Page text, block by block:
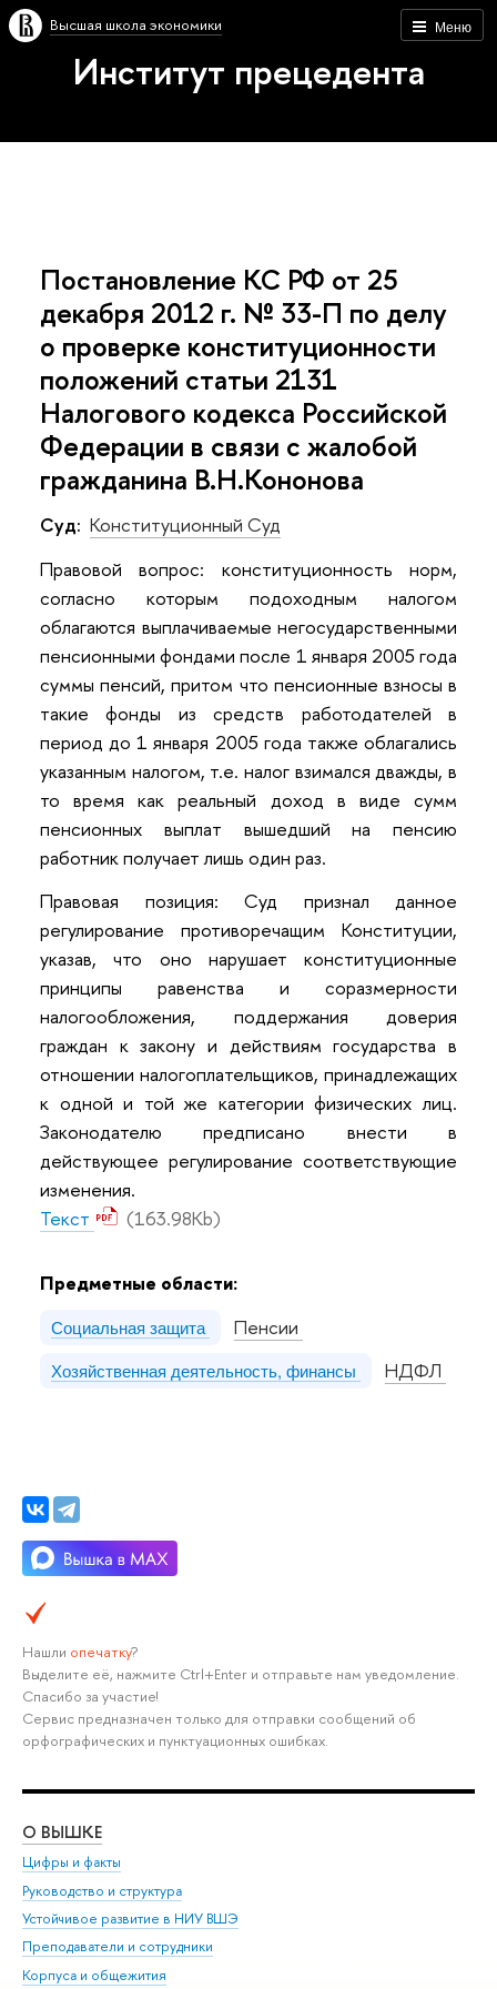
Меню
Высшая школа экономики
Институт прецедента
Постановление КС РФ от 25
декабря 2012 г. № 33-П по делу
о проверке конституционности
положений статьи 2131
Налогового кодекса Российской
Федерации в связи с жалобой
гражданина В.Н.Кононова
Суд: Конституционный Суд
Правовой вопрос: конституционность норм,
согласно которым подоходным налогом
облагаются выплачиваемые негосударственными
пенсионными фондами после 1 января 2005 года
суммы пенсий, притом что пенсионные взносы в
такие фонды из средств работодателей в
период до 1 января 2005 года также облагались
указанным налогом, т.е. налог взимался дважды, в
то время как реальный доход в виде сумм
пенсионных выплат вышедший на пенсию
работник получает лишь один раз.
Правовая позиция: Суд признал данное
регулирование противоречащим Конституции,
указав, что оно нарушает конституционные
принципы равенства и соразмерности
налогообложения, поддержания доверия
граждан к закону и действиям государства в
отношении налогоплательщиков, принадлежащих
к одной и той же категории физических лиц.
Законодателю предписано внести в
действующее регулирование соответствующие
изменения.
Текст
(163.98Kb)
Предметные области:
Социальная защита Пенсии
Хозяйственная деятельность, финансы НДФЛ
Нашли опечатку?
Выделите её, нажмите Ctrl+Enter и отправьте нам уведомление.
Спасибо за участие!
Сервис предназначен только для отправки сообщений об
орфографических и пунктуационных ошибках.
О ВЫШКЕ
Цифры и факты
Руководство и структура
Устойчивое развитие в НИУ ВШЭ
Преподаватели и сотрудники
Корпуса и общежития